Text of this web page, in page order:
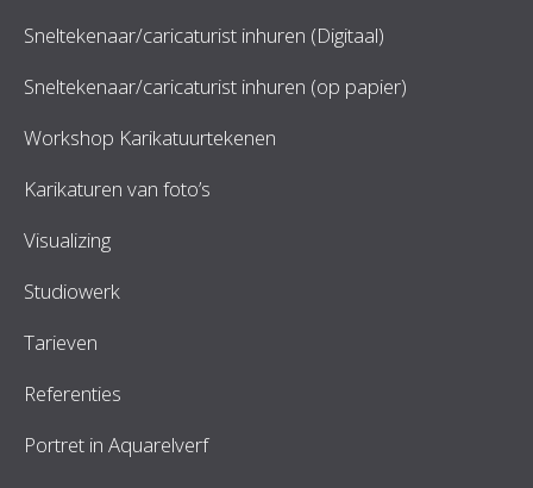
Sneltekenaar/caricaturist inhuren (Digitaal)
Sneltekenaar/caricaturist inhuren (op papier)
Workshop Karikatuurtekenen
Karikaturen van foto’s
Visualizing
Studiowerk
Tarieven
Referenties
Portret in Aquarelverf